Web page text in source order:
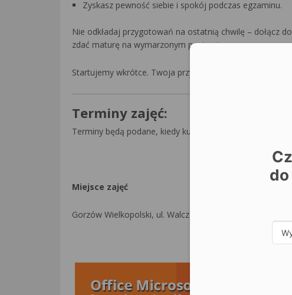
Zyskasz pewność siebie i spokój podczas egzaminu.
Nie odkładaj przygotowań na ostatnią chwilę – dołącz
zdać maturę na wymarzonym poziomie.
Startujemy wkrótce. Twoja przyszłość zaczyna się teraz.
Terminy zajęć:
Terminy będą podane, kiedy kurs będzie dostępny w
Miejsce zajęć
Gorzów Wielkopolski, ul. Walczaka 25